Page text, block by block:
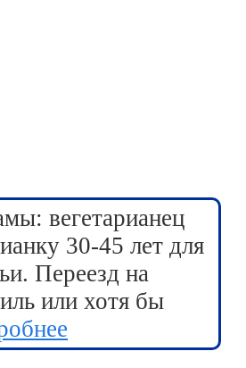
вегетарианец
30-45 лет для
Переезд на
или хотя бы